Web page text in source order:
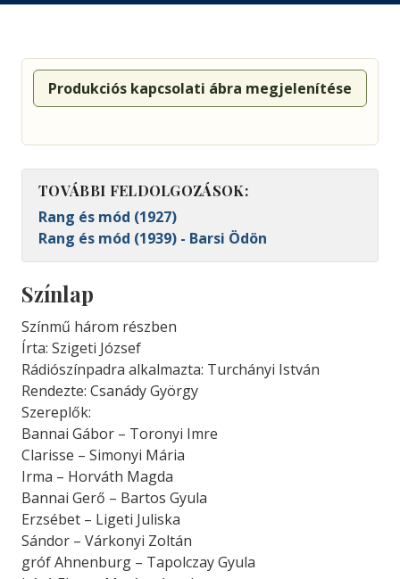
Produkciós kapcsolati ábra megjelenítése
TOVÁBBI FELDOLGOZÁSOK:
Rang és mód (1927)
Rang és mód (1939) - Barsi Ödön
Színlap
Színmű három részben
Írta: Szigeti József
Rádiószínpadra alkalmazta: Turchányi István
Rendezte: Csanády György
Szereplők:
Bannai Gábor – Toronyi Imre
Clarisse – Simonyi Mária
Irma – Horváth Magda
Bannai Gerő – Bartos Gyula
Erzsébet – Ligeti Juliska
Sándor – Várkonyi Zoltán
gróf Ahnenburg – Tapolczay Gyula